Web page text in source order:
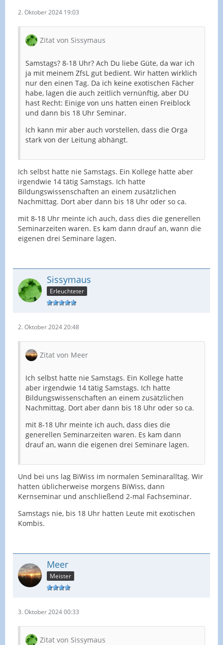
2. Oktober 2024 19:03
Zitat von Sissymaus
Samstags? 8-18 Uhr? Ach Du liebe Güte, da war ich
ja mit meinem ZfsL gut bedient. Wir hatten wirklich
nur den einen Tag. Da ich keine exotischen Fächer
habe, lagen die auch zeitlich vernünftig, aber DU
hast Recht: Einige von uns hatten einen Freiblock
und dann bis 18 Uhr Seminar.
Ich kann mir aber auch vorstellen, dass die Orga
stark von der Leitung abhängt.
Ich selbst hatte nie Samstags. Ein Kollege hatte aber
irgendwie 14 tätig Samstags. Ich hatte
Bildungswissenschaften an einem zusätzlichen
Nachmittag. Dort aber dann bis 18 Uhr oder so ca.
mit 8-18 Uhr meinte ich auch, dass dies die generellen
Seminarzeiten waren. Es kam dann drauf an, wann die
eigenen drei Seminare lagen.
Sissymaus
Erleuchteter
2. Oktober 2024 20:48
Zitat von Meer
Ich selbst hatte nie Samstags. Ein Kollege hatte
aber irgendwie 14 tätig Samstags. Ich hatte
Bildungswissenschaften an einem zusätzlichen
Nachmittag. Dort aber dann bis 18 Uhr oder so ca.
mit 8-18 Uhr meinte ich auch, dass dies die
generellen Seminarzeiten waren. Es kam dann
drauf an, wann die eigenen drei Seminare lagen.
Und bei uns lag BiWiss im normalen Seminaralltag. Wir
hatten üblicherweise morgens BiWiss, dann
Kernseminar und anschließend 2-mal Fachseminar.
Samstags nie, bis 18 Uhr hatten Leute mit exotischen
Kombis.
Meer
Meister
3. Oktober 2024 00:33
Zitat von Sissymaus